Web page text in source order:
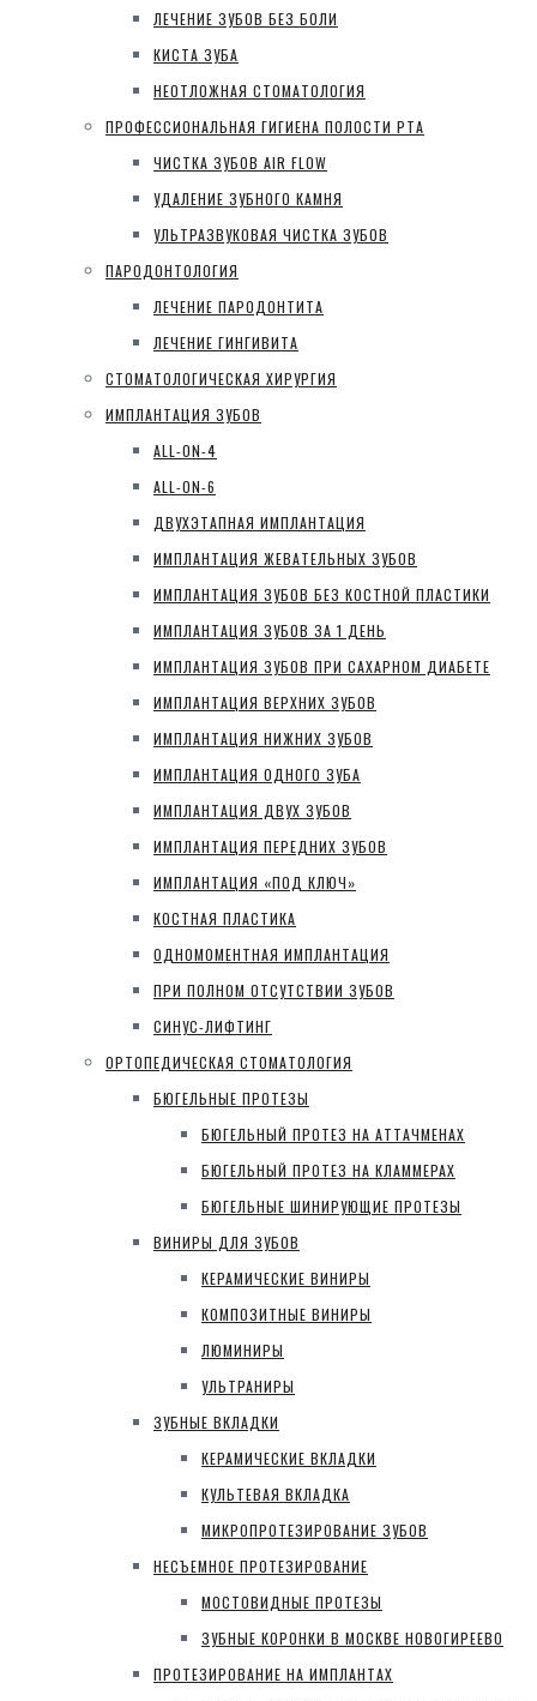
ЛЕЧЕНИЕ ЗУБОВ БЕЗ БОЛИ
КИСТА ЗУБА
НЕОТЛОЖНАЯ СТОМАТОЛОГИЯ
ПРОФЕССИОНАЛЬНАЯ ГИГИЕНА ПОЛОСТИ РТА
ЧИСТКА ЗУБОВ AIR FLOW
УДАЛЕНИЕ ЗУБНОГО КАМНЯ
УЛЬТРАЗВУКОВАЯ ЧИСТКА ЗУБОВ
ПАРОДОНТОЛОГИЯ
ЛЕЧЕНИЕ ПАРОДОНТИТА
ЛЕЧЕНИЕ ГИНГИВИТА
СТОМАТОЛОГИЧЕСКАЯ ХИРУРГИЯ
ИМПЛАНТАЦИЯ ЗУБОВ
ALL-ON-4
ALL-ON-6
ДВУХЭТАПНАЯ ИМПЛАНТАЦИЯ
ИМПЛАНТАЦИЯ ЖЕВАТЕЛЬНЫХ ЗУБОВ
ИМПЛАНТАЦИЯ ЗУБОВ БЕЗ КОСТНОЙ ПЛАСТИКИ
ИМПЛАНТАЦИЯ ЗУБОВ ЗА 1 ДЕНЬ
ИМПЛАНТАЦИЯ ЗУБОВ ПРИ САХАРНОМ ДИАБЕТЕ
ИМПЛАНТАЦИЯ ВЕРХНИХ ЗУБОВ
ИМПЛАНТАЦИЯ НИЖНИХ ЗУБОВ
ИМПЛАНТАЦИЯ ОДНОГО ЗУБА
ИМПЛАНТАЦИЯ ДВУХ ЗУБОВ
ИМПЛАНТАЦИЯ ПЕРЕДНИХ ЗУБОВ
ИМПЛАНТАЦИЯ «ПОД КЛЮЧ»
КОСТНАЯ ПЛАСТИКА
ОДНОМОМЕНТНАЯ ИМПЛАНТАЦИЯ
ПРИ ПОЛНОМ ОТСУТСТВИИ ЗУБОВ
СИНУС-ЛИФТИНГ
ОРТОПЕДИЧЕСКАЯ СТОМАТОЛОГИЯ
БЮГЕЛЬНЫЕ ПРОТЕЗЫ
БЮГЕЛЬНЫЙ ПРОТЕЗ НА АТТАЧМЕНАХ
БЮГЕЛЬНЫЙ ПРОТЕЗ НА КЛАММЕРАХ
БЮГЕЛЬНЫЕ ШИНИРУЮЩИЕ ПРОТЕЗЫ
ВИНИРЫ ДЛЯ ЗУБОВ
КЕРАМИЧЕСКИЕ ВИНИРЫ
КОМПОЗИТНЫЕ ВИНИРЫ
ЛЮМИНИРЫ
УЛЬТРАНИРЫ
ЗУБНЫЕ ВКЛАДКИ
КЕРАМИЧЕСКИЕ ВКЛАДКИ
КУЛЬТЕВАЯ ВКЛАДКА
МИКРОПРОТЕЗИРОВАНИЕ ЗУБОВ
НЕСЪЕМНОЕ ПРОТЕЗИРОВАНИЕ
МОСТОВИДНЫЕ ПРОТЕЗЫ
ЗУБНЫЕ КОРОНКИ В МОСКВЕ НОВОГИРЕЕВО
ПРОТЕЗИРОВАНИЕ НА ИМПЛАНТАХ